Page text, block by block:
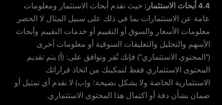
4.4 أبحاث الاستثمار:
حيث نقدم أبحاث الاستثمار ومعلومات
عامة عن الاستثمارات بما في ذلك على سبيل المثال لا الحصر
معلومات الأسعار والسوق أو التقييم أو خدمات التقييم وأبحاث
الأسهم والتحليل والتعليقات السوقية أو معلومات أخرى
("المحتوى الاستثماري") فإنك تُقر وتوافق على: (أ) يتم تقديم
المحتوى الاستثماري فقط لتمكينك من اتخاذ قراراتك
الاستثمارية الخاصة ولا يشكل نصيحة؛ و(ب) لا نقدم أي تمثيل أو
ضمان بشأن دقة أو اكتمال هذا المحتوى الاستثماري.